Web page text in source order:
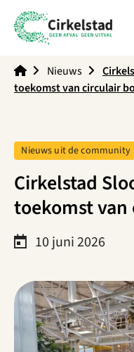
Nieuws
toekomst van circulair
Cirkelstad
toekomst
Tag:
Nieuws uit de community
10 juni 2026